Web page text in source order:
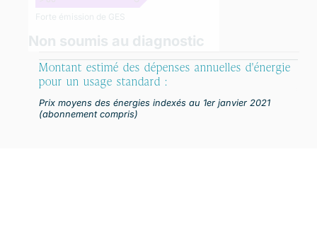
Forte émission de GES
Non soumis au diagnostic
Montant estimé des dépenses annuelles d'énergie
pour un usage standard :
Prix moyens des énergies indexés au 1er janvier 2021
(abonnement compris)